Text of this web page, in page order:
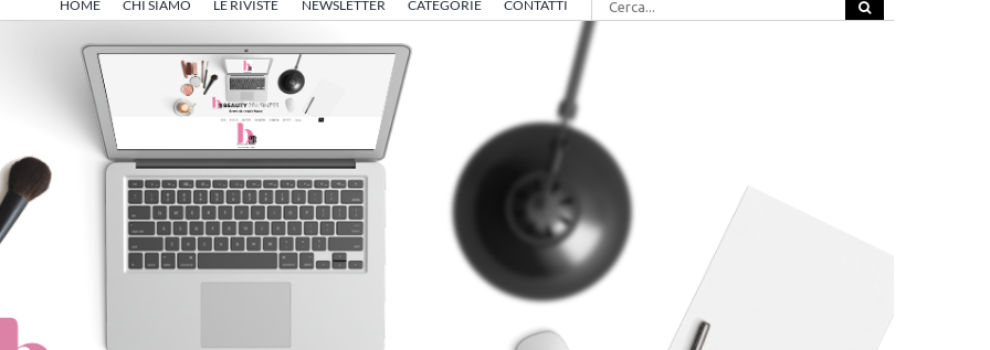
HOME CHI SIAMO LE RIVISTE NEWSLETTER CATEGORIE CONTATTI
per: